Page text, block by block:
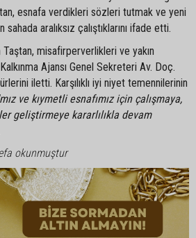
esnafa verdikleri sözleri tutmak ve yeni
sahada aralıksız çalıştıklarını ifade etti.
misafirperverlikleri ve yakın
Ajansı Genel Sekreteri Av. Doç.
iletti. Karşılıklı iyi niyet temennilerinin
ve kıymetli esnafımız için çalışmaya,
geliştirmeye kararlılıkla devam
okunmuştur